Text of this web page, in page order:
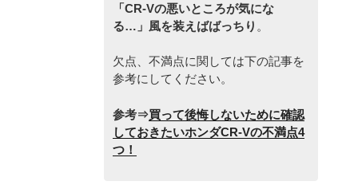
「CR-Vの悪いところが気にな
る…」風を装えばばっちり 。
欠点、不満点に関しては下の記事を
参考にしてください。
参考⇒買って後悔しないために確認
しておきたいホンダCR-Vの不満点4
つ！